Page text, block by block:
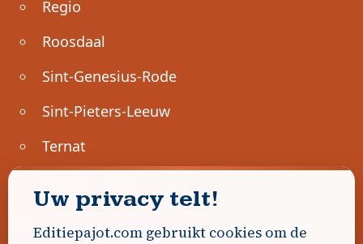
Regio
Roosdaal
Sint-Genesius-Rode
Sint-Pieters-Leeuw
Ternat
Geen advertenties gevonden.
Uw privacy telt!
Editiepajot.com gebruikt cookies om de